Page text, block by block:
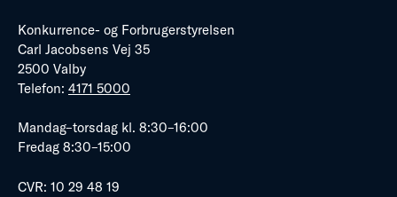
Konkurrence- og Forbrugerstyrelsen
Carl Jacobsens Vej 35
2500 Valby
Telefon: 4171 5000
Mandag–torsdag kl. 8:30–16:00
Fredag 8:30–15:00
CVR: 10 29 48 19